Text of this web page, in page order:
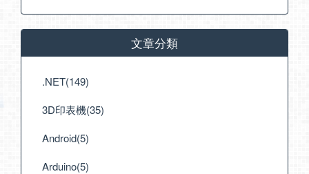
文章分類
.NET(149)
3D印表機(35)
Android(5)
Arduino(5)